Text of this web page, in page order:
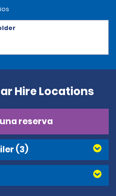
Hire Locations
reserva
(3)